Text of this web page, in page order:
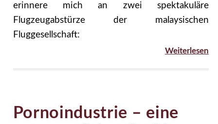
erinnere mich an zwei spektakuläre
Flugzeugabstürze der malaysischen
Fluggesellschaft:
Weiterlesen
Pornoindustrie – eine